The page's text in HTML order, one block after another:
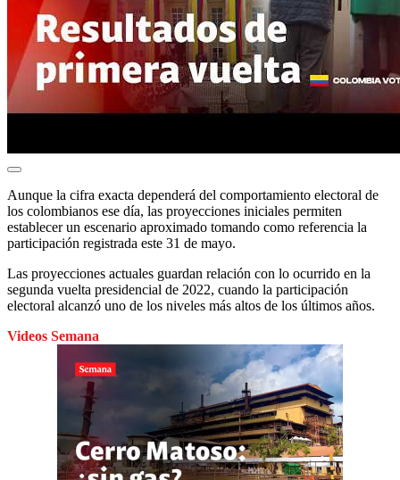
Aunque la cifra exacta dependerá del comportamiento electoral de
los colombianos ese día, las proyecciones iniciales permiten
establecer un escenario aproximado tomando como referencia la
participación registrada este 31 de mayo.
Las proyecciones actuales guardan relación con lo ocurrido en la
segunda vuelta presidencial de 2022, cuando la participación
electoral alcanzó uno de los niveles más altos de los últimos años.
Videos Semana